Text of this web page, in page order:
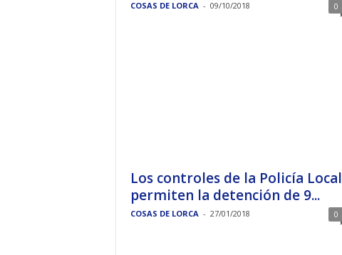
COSAS DE LORCA - 09/10/2018 0
Los controles de la Policía Local
permiten la detención de 9...
COSAS DE LORCA - 27/01/2018 0